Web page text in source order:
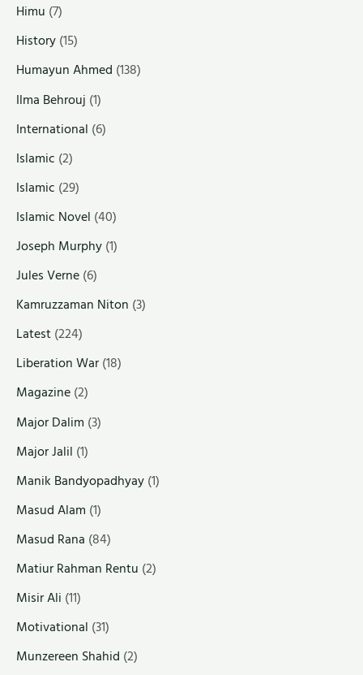
Himu (7)
History(15)
Humayun Ahmed (138)
Ilma Behrouj (1)
International (6)
Islamic (2)
Islamic (29)
Islamic Novel (40)
Joseph Murphy(1)
Jules Verne(6)
Kamruzzaman Niton (3)
Latest(224)
Liberation War(18)
Magazine(2)
Major Dalim (3)
Major Jalil (1)
Manik Bandyopadhyay(1)
Masud Alam (1)
Masud Rana (84)
Matiur Rahman Rentu (2)
Misir Ali (11)
Motivational (31)
Munzereen Shahid (2)